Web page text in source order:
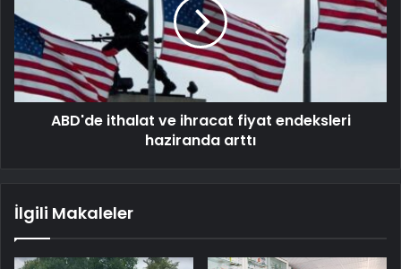
ABD'de ithalat ve ihracat fiyat endeksleri
haziranda arttı
İlgili Makaleler